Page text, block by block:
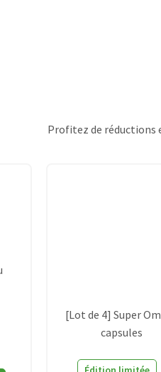
Profitez de réductions
[Lot de 4] Super
capsules